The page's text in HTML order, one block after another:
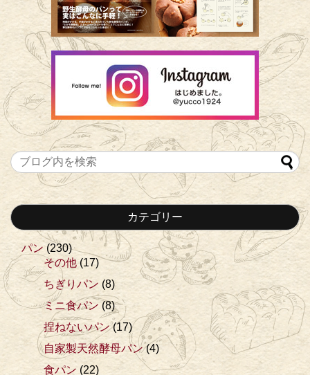
カテゴリー
パン(230)
その他(17)
ちぎりパン (8)
ミニ食パン (8)
捏ねないパン(17)
自家製天然酵母パン(4)
食パン (22)